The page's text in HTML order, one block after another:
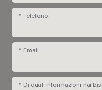
* Telefono
* Email
* Di quali informazioni hai